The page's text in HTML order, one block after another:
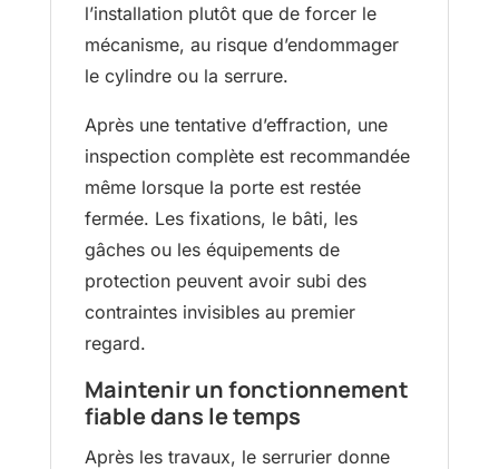
l’installation plutôt que de forcer le
mécanisme, au risque d’endommager
le cylindre ou la serrure.
Après une tentative d’effraction, une
inspection complète est recommandée
même lorsque la porte est restée
fermée. Les fixations, le bâti, les
gâches ou les équipements de
protection peuvent avoir subi des
contraintes invisibles au premier
regard.
Maintenir un fonctionnement
fiable dans le temps
Après les travaux, le serrurier donne